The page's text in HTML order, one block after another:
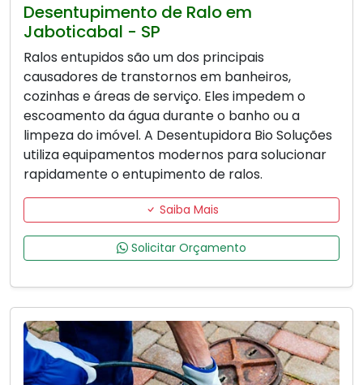
Desentupimento de Ralo em
Jaboticabal - SP
Ralos entupidos são um dos principais
causadores de transtornos em banheiros,
cozinhas e áreas de serviço. Eles impedem o
escoamento da água durante o banho ou a
limpeza do imóvel. A Desentupidora Bio Soluções
utiliza equipamentos modernos para solucionar
rapidamente o entupimento de ralos.
Saiba Mais
Solicitar Orçamento